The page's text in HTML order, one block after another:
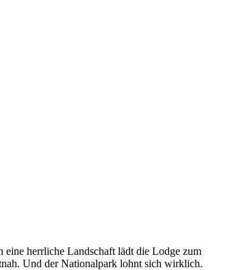
herrliche Landschaft lädt die Lodge zum
Und der Nationalpark lohnt sich wirklich.